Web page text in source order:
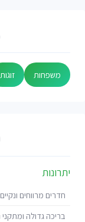
משפחות זוגות
יתרונות
חדרים מרווחים ונקיים
בריכה גדולה ומתקני